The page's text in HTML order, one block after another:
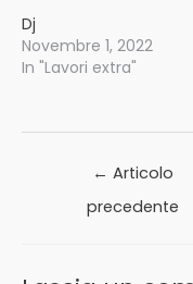
Dj
Novembre 1, 2022
In "Lavori extra"
← Articolo
precedente